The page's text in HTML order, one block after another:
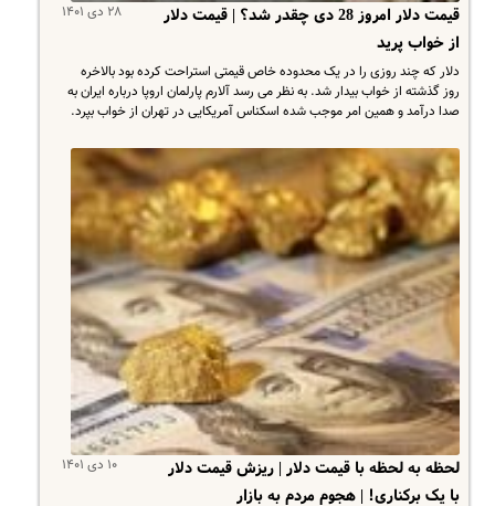
۲۸ دی ۱۴۰۱
قیمت دلار امروز 28 دی چقدر شد؟ | قیمت دلار
از خواب پرید
دلار که چند روزی را در یک محدوده خاص قیمتی استراحت کرده بود بالاخره
روز گذشته از خواب بیدار شد. به نظر می رسد آلارم پارلمان اروپا درباره ایران به
صدا درآمد و همین امر موجب شده اسکناس آمریکایی در تهران از خواب بپرد.
۱۰ دی ۱۴۰۱
لحظه به لحظه با قیمت دلار | ریزش قیمت دلار
با یک برکناری! | هجوم مردم به بازار